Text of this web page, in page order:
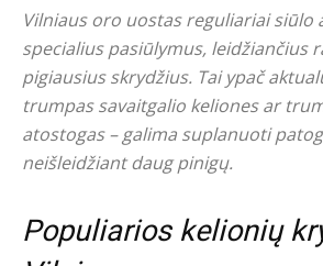
Vilniaus oro uostas reguliariai siūlo
specialius pasiūlymus, leidžiančius
pigiausius skrydžius. Tai ypač
trumpas savaitgalio keliones ar
atostogas – galima suplanuoti
neišleidžiant daug pinigų.
Populiarios kelionių